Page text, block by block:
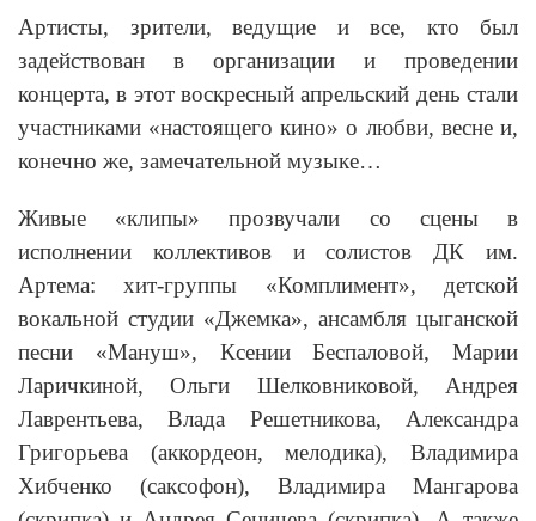
Артисты, зрители, ведущие и все, кто был
задействован в организации и проведении
концерта, в этот воскресный апрельский день стали
участниками «настоящего кино» о любви, весне и,
конечно же, замечательной музыке…
Живые «клипы» прозвучали со сцены в
исполнении коллективов и солистов ДК им.
Артема: хит-группы «Комплимент», детской
вокальной студии «Джемка», ансамбля цыганской
песни «Мануш», Ксении Беспаловой, Марии
Ларичкиной, Ольги Шелковниковой, Андрея
Лаврентьева, Влада Решетникова, Александра
Григорьева (аккордеон, мелодика), Владимира
Хибченко (саксофон), Владимира Мангарова